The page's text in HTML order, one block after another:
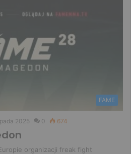
FAME
2025 0 674
organizacji freak fight